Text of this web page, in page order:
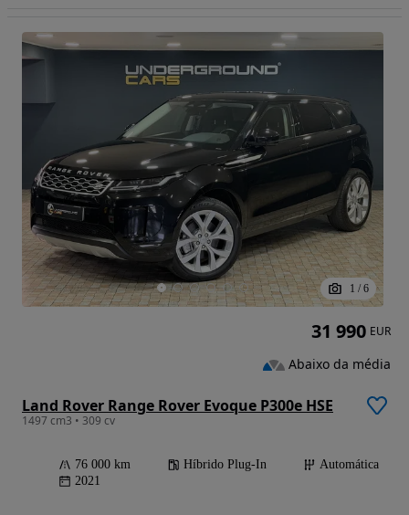
1 / 6
Land Rover Range Rover Evoque P300e HSE
1497 cm3 • 309 cv
76 000 km Híbrido Plug-In
Automática
2021
31 990 EUR
Abaixo da média